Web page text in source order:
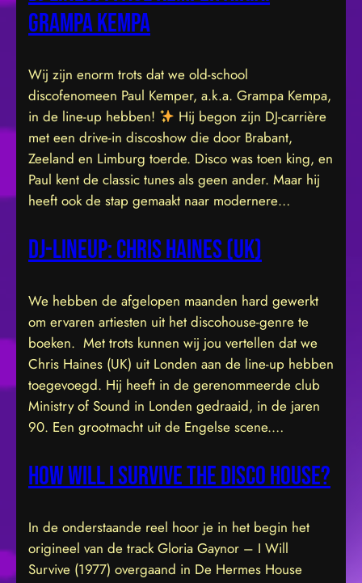
Grampa Kempa
Wij zijn enorm trots dat we old-school
discofenomeen Paul Kemper, a.k.a. Grampa Kempa,
in de line-up hebben!
Hij begon zijn DJ-carrière
met een drive-in discoshow die door Brabant,
Zeeland en Limburg toerde. Disco was toen king, en
Paul kent de classic tunes als geen ander. Maar hij
heeft ook de stap gemaakt naar modernere…
DJ-Lineup: Chris Haines (UK)
We hebben de afgelopen maanden hard gewerkt
om ervaren artiesten uit het discohouse-genre te
boeken. Met trots kunnen wij jou vertellen dat we
Chris Haines (UK) uit Londen aan de line-up hebben
toegevoegd. Hij heeft in de gerenommeerde club
Ministry of Sound in Londen gedraaid, in de jaren
90. Een grootmacht uit de Engelse scene.…
How will I Survive the disco house?
In de onderstaande reel hoor je in het begin het
origineel van de track Gloria Gaynor – I Will
Survive (1977) overgaand in De Hermes House